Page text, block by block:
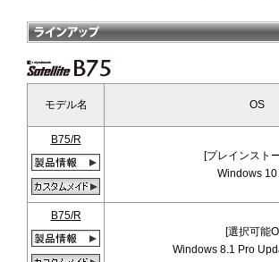
モデル名 OS
B75/R
[プレインスト
Windows 10
B75/R
[選択可能
Windows 8.1 Pro